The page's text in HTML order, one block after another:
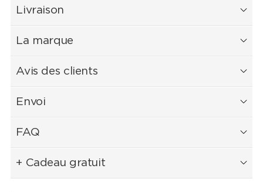
Livraison
La marque
Avis des clients
Envoi
FAQ
+ Cadeau gratuit